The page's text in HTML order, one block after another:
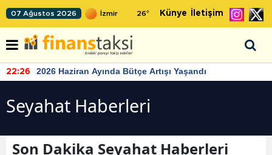
07 Ağustos 2026 26° Künye İletişim
22:26 2026 Haziran Ayında Bütçe Artışı Yaşandı
Seyahat Haberleri
Son Dakika Seyahat Haberleri